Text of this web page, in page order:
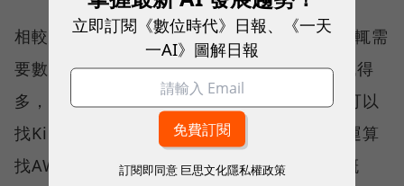
相較於半導體、太陽能、LED等硬體創業，動輒需
要數億元資金的情況，網路創業的門檻確實低得
多，融資可以上AngeList找天使、市場行銷可以
找Kickstarter、通路找Google Play、雲端運算
找AWS，約百萬元就可創業。網路精實創業概
立即訂閱《數位時代》日報、《一天
一AI》圖解日報
訂閱即同意 巨思文化隱私權政策